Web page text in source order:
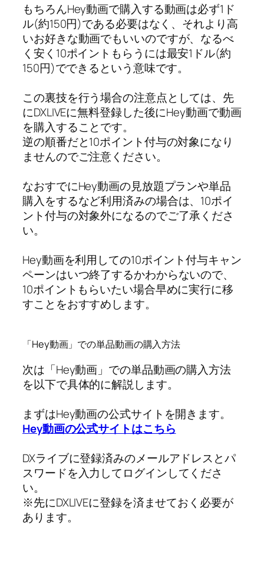
もちろんHey動画で購入する動画は必ず1ド
ル(約150円)である必要はなく、それより高
いお好きな動画でもいいのですが、なるべ
く安く10ポイントもらうには最安1ドル(約
150円)でできるという意味です。
この裏技を行う場合の注意点としては、先
にDXLIVEに無料登録した後にHey動画で動画
を購入することです。
逆の順番だと10ポイント付与の対象になり
ませんのでご注意ください。
なおすでにHey動画の見放題プランや単品
購入をするなど利用済みの場合は、10ポイ
ント付与の対象外になるのでご了承くださ
い。
Hey動画を利用しての10ポイント付与キャン
ペーンはいつ終了するかわからないので、
10ポイントもらいたい場合早めに実行に移
すことをおすすめします。
「Hey動画」での単品動画の購入方法
次は「Hey動画」での単品動画の購入方法
を以下で具体的に解説します。
まずはHey動画の公式サイトを開きます。
Hey動画の公式サイトはこちら
DXライブに登録済みのメールアドレスとパ
スワードを入力してログインしてくださ
い。
※先にDXLIVEに登録を済ませておく必要が
あります。